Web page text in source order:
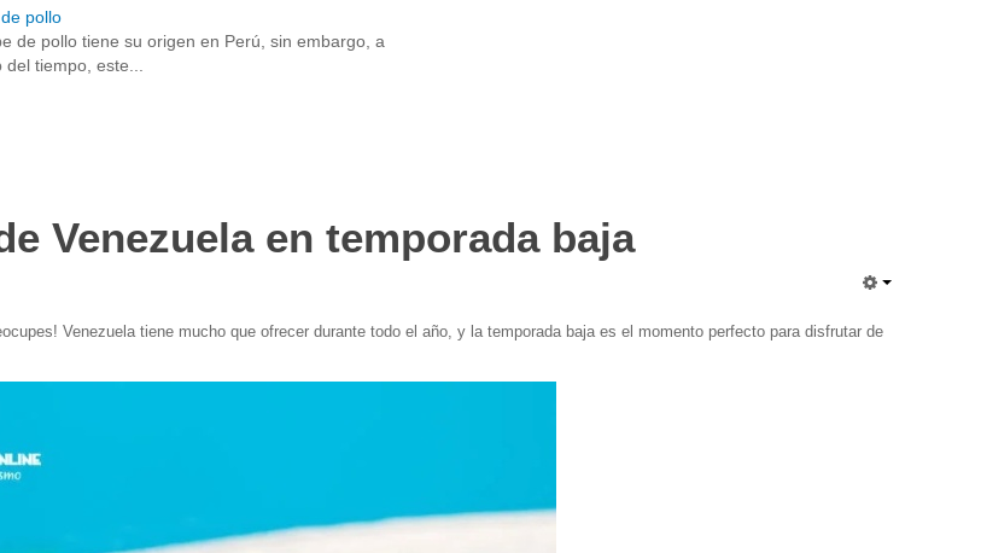
pollo
de pollo tiene su origen en Perú, sin embargo, a
del tiempo, este...
Venezuela en temporada baja
Venezuela tiene mucho que ofrecer durante todo el año, y la temporada baja es el momento perfecto para disfrutar de